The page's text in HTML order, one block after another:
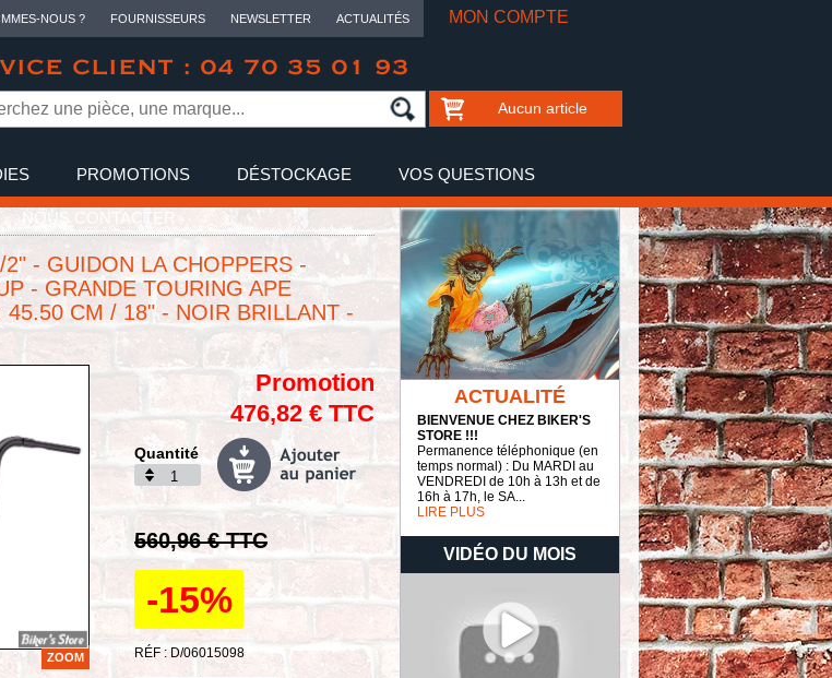
NOUS ? FOURNISSEURS NEWSLETTER ACTUALITÉS MON COMPTE
CLIENT : 04 70 35 01 93
Aucun article
PROMOTIONS DÉSTOCKAGE VOS QUESTIONS
NOUS CONTACTER
- GUIDON LA CHOPPERS -
- GRANDE TOURING APE
45.50 CM / 18" - NOIR BRILLANT -
ZOOM
Promotion
476,82 € TTC
Quantité
560,96 € TTC
-15%
RÉF : D/06015098
ACTUALITÉ
BIENVENUE CHEZ BIKER'S
STORE !!!
Permanence téléphonique (en
temps normal) : Du MARDI au
VENDREDI de 10h à 13h et de
16h à 17h, le SA...
LIRE PLUS
VIDÉO DU MOIS